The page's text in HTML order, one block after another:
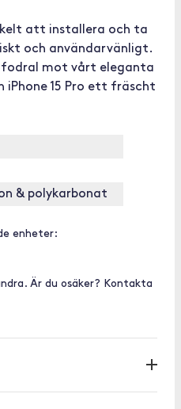
att installera och ta
och användarvänligt.
mot vårt eleganta
iPhone 15 Pro ett fräscht
& polykarbonat
enheter:
Är du osäker? Kontakta